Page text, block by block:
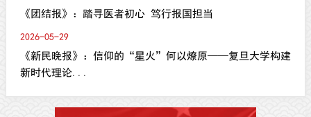
《团结报》：踏寻医者初心 笃行报国担当
2026-05-29
《新民晚报》：信仰的“星火”何以燎原——复旦大学构建
新时代理论...